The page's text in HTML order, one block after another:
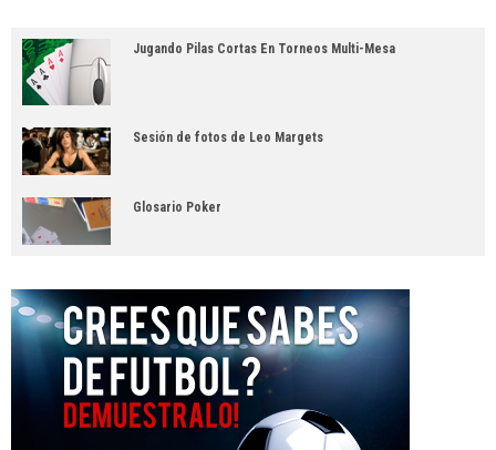
Jugando Pilas Cortas En Torneos Multi-Mesa
Sesión de fotos de Leo Margets
Glosario Poker